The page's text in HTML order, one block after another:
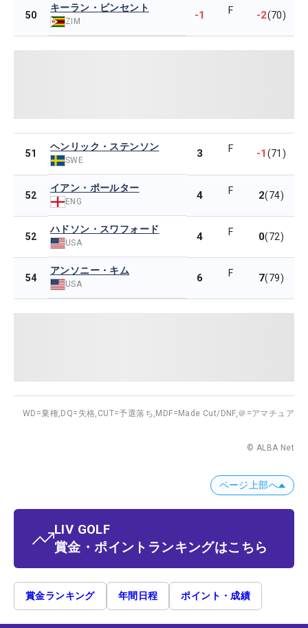
50
キーラン・ビンセント
ZIM -1 F -2(70)
51
ヘンリック・ステンソン
SWE
3 F -1(71)
52
イアン・ポールター
ENG 4 F 2(74)
52
ハドソン・スワフォード
USA 4 F 0(72)
54
アンソニー・キム
USA 6 F 7(79)
WD=棄権, DQ=失格, CUT=予選落ち, MDF=Made Cut/DNF,＠=アマチュア
© ALBA Net
ページ上部へ
LIV GOLF
賞金・ポイントランキングはこちら
賞金ランキング 年間日程 ポイント・成績